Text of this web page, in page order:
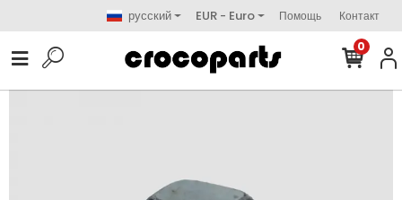
русский EUR - Euro Помощь Контакт
0